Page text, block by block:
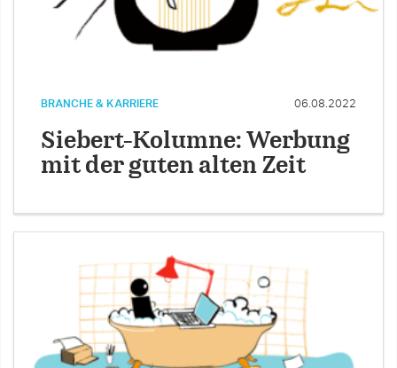
BRANCHE & KARRIERE 06.08.2022
Siebert-Kolumne: Werbung
mit der guten alten Zeit